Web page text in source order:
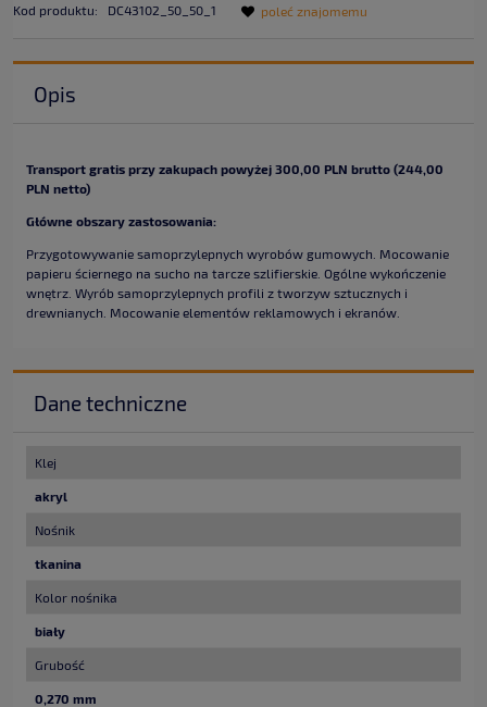
Kod produktu:
DC43102_50_50_1
poleć znajomemu
Opis
Transport gratis przy zakupach powyżej 300,00 PLN brutto (244,00
PLN netto)
Główne obszary zastosowania:
Przygotowywanie samoprzylepnych wyrobów gumowych. Mocowanie
papieru ściernego na sucho na tarcze szlifierskie. Ogólne wykończenie
wnętrz. Wyrób samoprzylepnych profili z tworzyw sztucznych i
drewnianych. Mocowanie elementów reklamowych i ekranów.
Dane techniczne
Klej
akryl
Nośnik
tkanina
Kolor nośnika
biały
Grubość
0,270 mm